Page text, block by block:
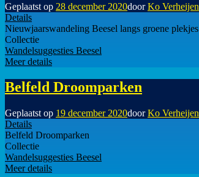
Geplaatst op 28 december 2020doorKo Verheijen
Details
Nieuwjaarswandeling Beesel langs groene plekjes
Collectie
Wandelsuggesties Beesel
Meer details
Belfeld Droomparken
Geplaatst op 19 december 2020doorKo Verheijen
Details
Belfeld Droomparken
Collectie
Wandelsuggesties Beesel
Meer details